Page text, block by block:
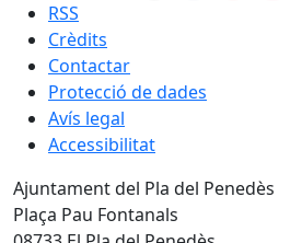
RSS
Crèdits
Contactar
Protecció de dades
Avís legal
Accessibilitat
Ajuntament del Pla del Penedès
Plaça Pau Fontanals